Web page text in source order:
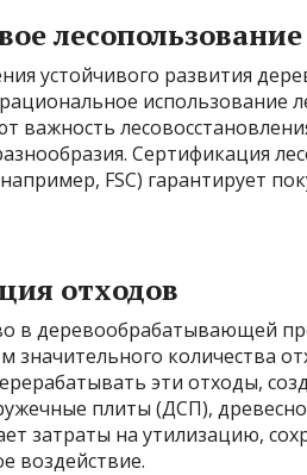
лесопользование
устойчивого развития
использование
важность
Сертификация
FSC) гарантирует
отходов
в деревообрабатывающей
значительного количества
эти отходы,
плиты (ДСП),
затраты на утилизацию,
воздействие.